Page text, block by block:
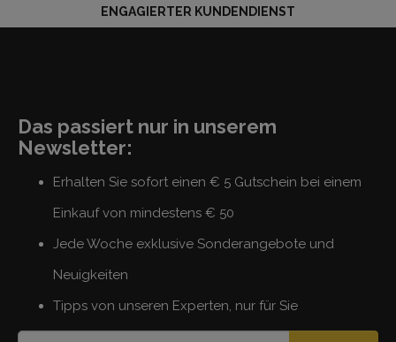
ENGAGIERTER KUNDENDIENST
Das passiert nur in unserem
Newsletter:
Erhalten Sie sofort einen € 5 Gutschein bei einem
Einkauf von mindestens € 50
Jede Woche exklusive Sonderangebote und
Neuigkeiten
Tipps von unseren Experten, nur für Sie